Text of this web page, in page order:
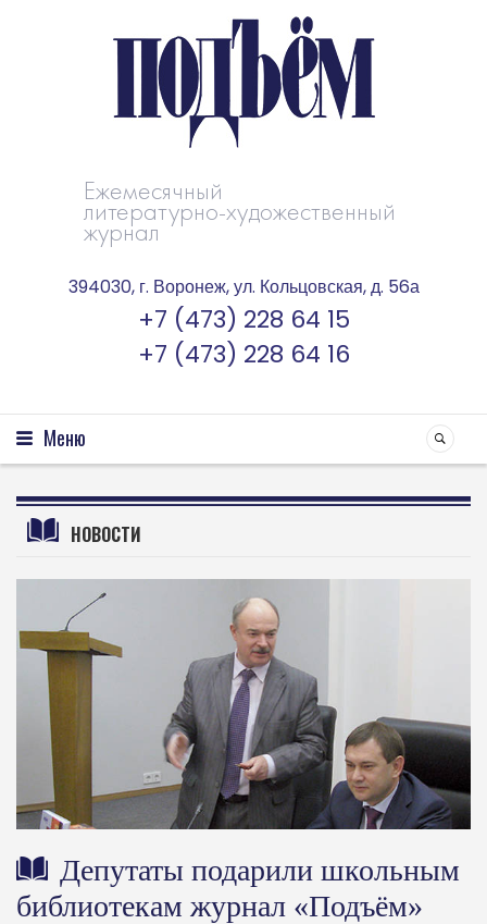
Ежемесячный
литературно-художественный
журнал
394030, г. Воронеж, ул. Кольцовская, д. 56а
+7 (473) 228 64 15
+7 (473) 228 64 16
Меню
НОВОСТИ
Депутаты подарили школьным
библиотекам журнал «Подъём»